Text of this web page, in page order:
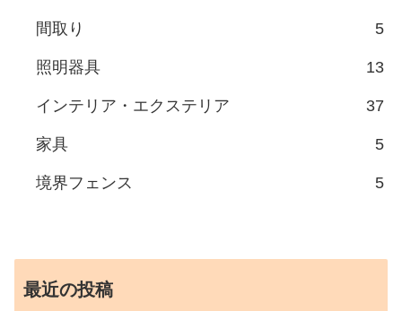
間取り 5
照明器具 13
インテリア・エクステリア 37
家具 5
境界フェンス 5
最近の投稿